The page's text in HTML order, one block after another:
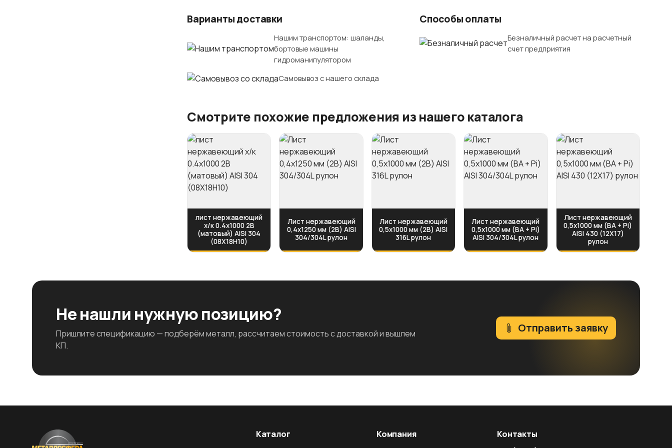
Варианты доставки
Нашим транспортом: шаланды,
бортовые машины
гидроманипулятором
Самовывоз с нашего склада
Способы оплаты
Безналичный расчет на расчетный
счет предприятия
Смотрите похожие предложения из нашего каталога
лист нержавеющий
х/к 0.4х1000 2B
(матовый) AISI 304
(08Х18Н10)
Лист нержавеющий
0,4х1250 мм (2B) AISI
304/304L рулон
Лист нержавеющий
0,5х1000 мм (2B) AISI
316L рулон
Лист нержавеющий
0,5х1000 мм (BA + Pi)
AISI 304/304L рулон
Лист нержавеющий
0,5х1000 мм (BA + Pi)
AISI 430 (12Х17)
рулон
Не нашли нужную позицию?
Пришлите спецификацию — подберём металл, рассчитаем стоимость с доставкой и вышлем
КП.
Отправить заявку
Каталог Компания Контакты